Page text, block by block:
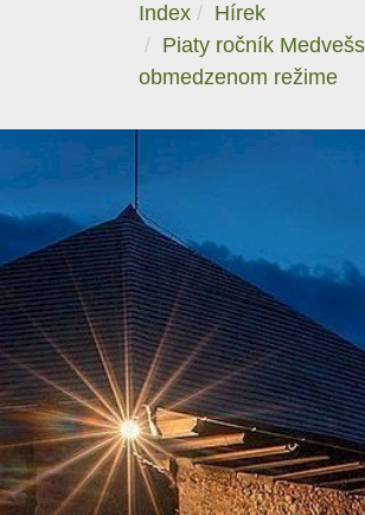
Index
Hírek
Piaty ročník
obmedzenom režime